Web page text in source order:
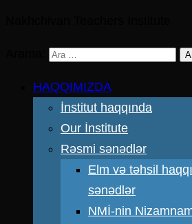
HAQQIMIZDA
İnstitut haqqında
Our İnstitute
Rəsmi sənədlər
Elm və təhsil
sənədlər
NMİ-nin